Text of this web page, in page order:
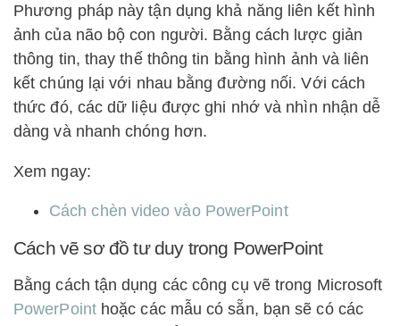
Phương pháp này tận dụng khả năng liên kết hình
ảnh của não bộ con người. Bằng cách lược giản
thông tin, thay thế thông tin bằng hình ảnh và liên
kết chúng lại với nhau bằng đường nối. Với cách
thức đó, các dữ liệu được ghi nhớ và nhìn nhận dễ
dàng và nhanh chóng hơn.
Xem ngay:
Cách chèn video vào PowerPoint
Cách vẽ sơ đồ tư duy trong PowerPoint
Bằng cách tận dụng các công cụ vẽ trong Microsoft
PowerPointhoặc các mẫu có sẵn, bạn sẽ có các